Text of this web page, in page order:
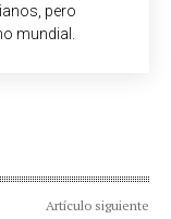
pero
mundial.
Artículo siguiente